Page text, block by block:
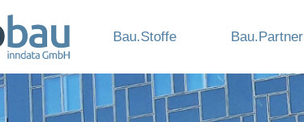
Bau.Stoffe Bau.Partner